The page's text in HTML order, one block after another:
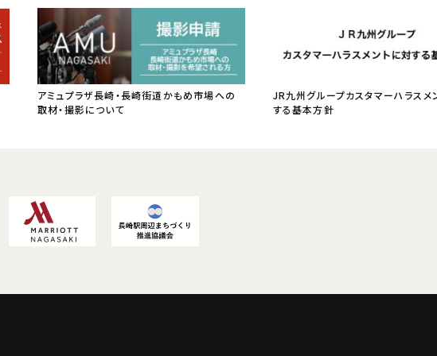
アミュプラザ長崎・長崎街道かもめ市場への
取材・撮影について
JR九州グループカスタマーハラスメ
する基本方針